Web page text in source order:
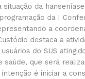
da
da I
a
destaca a
do SUS
saúde, que será
intenção é iniciar a